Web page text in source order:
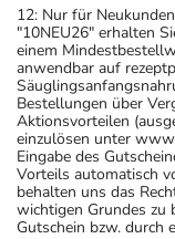
12: Nur für
"10NEU26" erhalten
einem
anwendbar auf
Bestellungen über
Aktionsvorteilen
einzulösen unter
Eingabe des
Vorteils automatisch
behalten uns das
wichtigen Grundes zu
Gutschein bzw. durch